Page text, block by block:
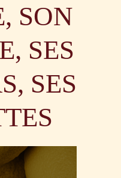
SON
SES
SES